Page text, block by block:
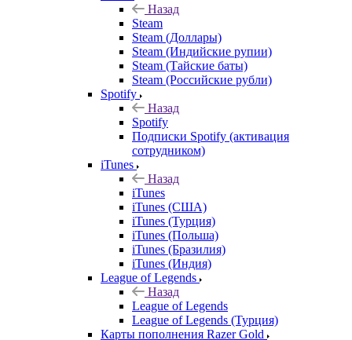
Назад
Steam
Steam (Доллары)
Steam (Индийские рупии)
Steam (Тайские баты)
Steam (Российские рубли)
Spotify
Назад
Spotify
Подписки Spotify (активация
сотрудником)
iTunes
Назад
iTunes
iTunes (США)
iTunes (Турция)
iTunes (Польша)
iTunes (Бразилия)
iTunes (Индия)
League of Legends
Назад
League of Legends
League of Legends (Турция)
Карты пополнения Razer Gold